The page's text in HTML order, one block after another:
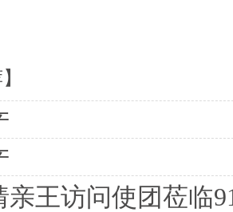
亲王访问使团莅临